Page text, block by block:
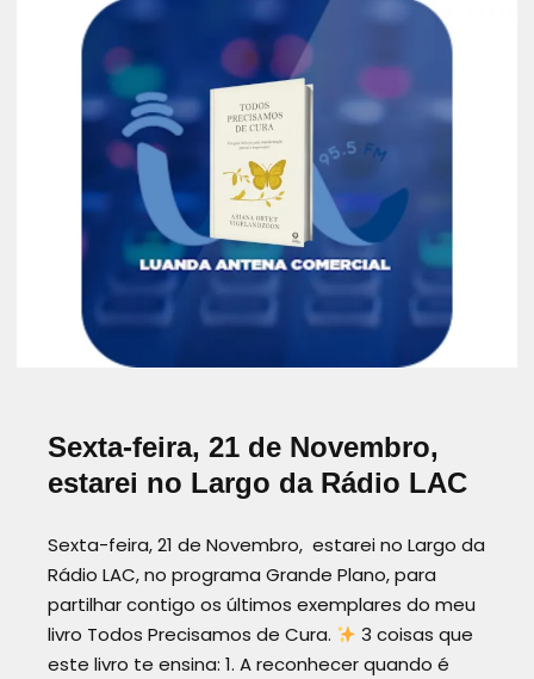
Sexta-feira, 21 de Novembro,
estarei no Largo da Rádio LAC
Sexta-feira, 21 de Novembro, estarei no Largo da
Rádio LAC, no programa Grande Plano, para
partilhar contigo os últimos exemplares do meu
livro Todos Precisamos de Cura.
3 coisas que
este livro te ensina: 1. A reconhecer quando é